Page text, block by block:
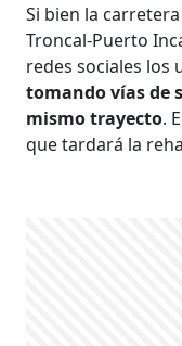
Si bien la
Troncal-Puerto
redes sociales los
tomando vías de
mismo trayecto.
que tardará la